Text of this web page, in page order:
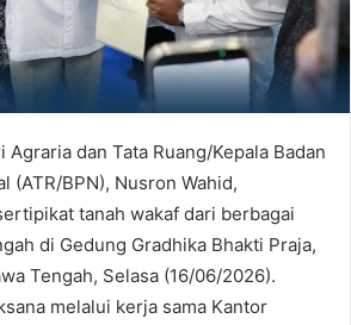
Agraria dan Tata Ruang/Kepala Badan
(ATR/BPN), Nusron Wahid,
tanah wakaf dari berbagai
di Gedung Gradhika Bhakti Praja,
Tengah, Selasa (16/06/2026).
melalui kerja sama Kantor